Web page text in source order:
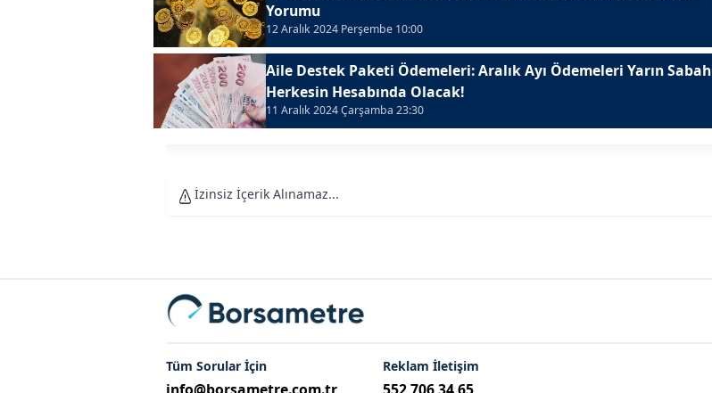
Yorumu
12 Aralık 2024 Perşembe 10:00
Aile Destek Paketi Ödemeleri: Aralık Ayı Ödemeleri Yarın Sabah
Herkesin Hesabında Olacak!
11 Aralık 2024 Çarşamba 23:30
İzinsiz İçerik Alınamaz...
Tüm Sorular İçin
info@borsametre.com.tr
Reklam İletişim
552 706 34 65